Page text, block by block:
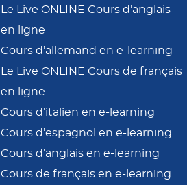
Le Live ONLINE Cours d’anglais
en ligne
Cours d’allemand en e-learning
Le Live ONLINE Cours de français
en ligne
Cours d’italien en e-learning
Cours d’espagnol en e-learning
Cours d’anglais en e-learning
Cours de français en e-learning